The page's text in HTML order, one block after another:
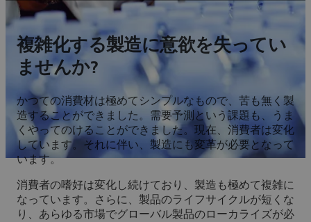
複雑化する製造に意欲を失ってい
ませんか?
かつての消費材は極めてシンプルなもので、苦も無く製
造することができました。需要予測という課題も、うま
くやってのけることができました。現在、消費者は変化
しています。それに伴い、製造にも変革が必要となって
います。
消費者の嗜好は変化し続けており、製造も極めて複雑に
なっています。さらに、製品のライフサイクルが短くな
り、あらゆる市場でグローバル製品のローカライズが必